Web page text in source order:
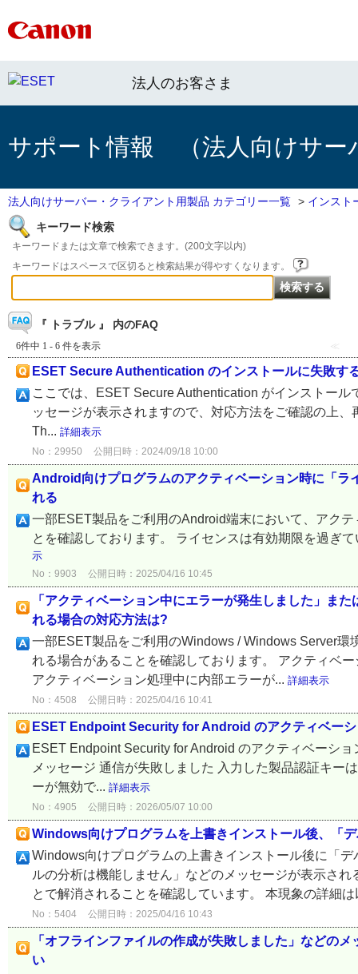
法人のお客さま
サポート情報 （法人向けサー
法人向けサーバー・クライアント用製品 カテゴリー一覧 > インスト
キーワード検索
キーワードまたは文章で検索できます。(200文字以内)
キーワードはスペースで区切ると検索結果が得やすくなります。
『 トラブル 』 内のFAQ
6件中 1 - 6 件を表示 ≪
ESET Secure Authentication のインストールに失敗す
ここでは、ESET Secure Authentication がインストー
ッセージが表示されますので、対応方法をご確認の上
Th... 詳細表示
No：29950 公開日時：2024/09/18 10:00
Android向けプログラムのアクティベーション時に「ラ
れる
一部ESET製品をご利用のAndroid端末において、アク
とを確認しております。 ライセンスは有効期限を過ぎ
示
No：9903 公開日時：2025/04/16 10:45
「アクティベーション中にエラーが発生しました」ま
れる場合の対応方法は?
一部ESET製品をご利用のWindows / Windows Server
れる場合があることを確認しております。 アクティベ
アクティベーション処理中に内部エラーが... 詳細表示
No：4508 公開日時：2025/04/16 10:41
ESET Endpoint Security for Android のアクティベーシ
ESET Endpoint Security for Android のアクティベーシ
メッセージ 通信が失敗しました 入力した製品認証キー
ーが無効で... 詳細表示
No：4905 公開日時：2026/05/07 10:00
Windows向けプログラムを上書きインストール後、「
Windows向けプログラムの上書きインストール後に「
ルの分析は機能しません」などのメッセージが表示さ
とで解消されることを確認しています。 本現象の詳細
No：5404 公開日時：2025/04/16 10:43
「オフラインファイルの作成が失敗しました」などの
い